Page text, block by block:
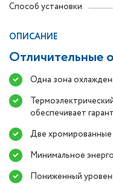
Способ установки
ОПИСАНИЕ
Отличительные
Одна зона
обеспечивает
Две хромированные
Минимальное
Пониженный